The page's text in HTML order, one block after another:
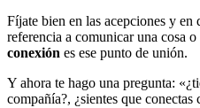
Fíjate bien en las acepciones y en
referencia a comunicar una cosa
conexión es ese punto de unión.
Y ahora te hago una pregunta:
compañía?, ¿sientes que conectas